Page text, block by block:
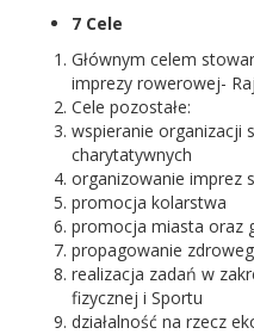
7 Cele
Głównym celem
imprezy rowerowej-
Cele pozostałe:
wspieranie organizacji
charytatywnych
organizowanie imprez
promocja kolarstwa
promocja miasta oraz
propagowanie
realizacja zadań w
fizycznej i Sportu
działalność na rzecz